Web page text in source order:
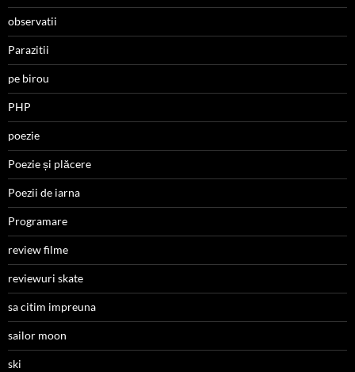
observatii
Parazitii
pe birou
PHP
poezie
Poezie și plăcere
Poezii de iarna
Programare
review filme
reviewuri skate
sa citim impreuna
sailor moon
ski